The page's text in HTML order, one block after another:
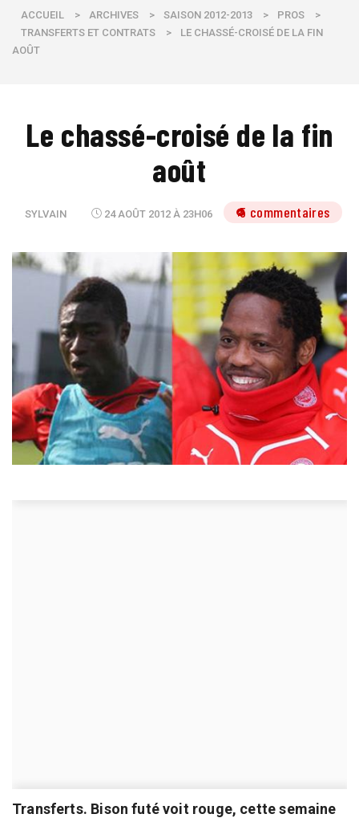
ACCUEIL > ARCHIVES > SAISON 2012-2013 > PROS
>
TRANSFERTS ET CONTRATS
>
LE CHASSÉ-CROISÉ DE LA FIN
AOÛT
Le chassé-croisé de la fin
août
SYLVAIN 24 AOÛT 2012 À 23H06 5 commentaires
Transferts. Bison futé voit rouge, cette semaine